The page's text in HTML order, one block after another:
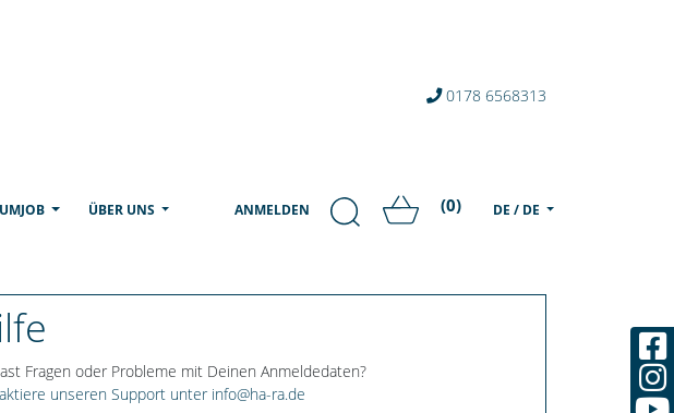
0178 6568313
ÜBER UNS ANMELDEN (0) DE / DE
Fragen oder Probleme mit Deinen Anmeldedaten?
unseren Support unter info@ha-ra.de